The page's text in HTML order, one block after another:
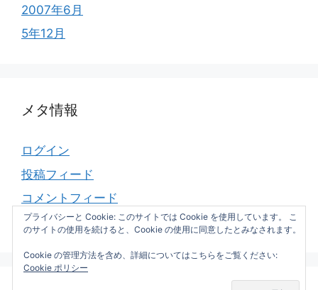
2007年6月
5年12月
メタ情報
ログイン
投稿フィード
コメントフィード
WordPress.org
プライバシーと Cookie: このサイトでは Cookie を使用しています。 こ
のサイトの使用を続けると、Cookie の使用に同意したとみなされます。
Cookie の管理方法を含め、詳細についてはこちらをご覧ください:
Cookie ポリシー